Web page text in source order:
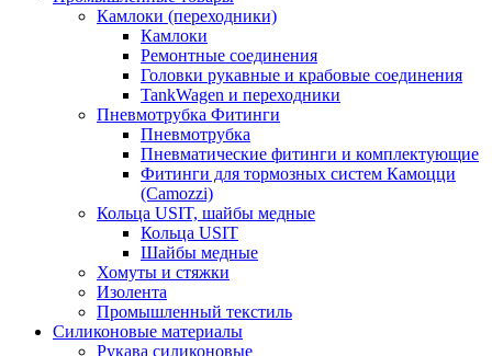
Камлоки (переходники)
Камлоки
Ремонтные соединения
Головки рукавные и крабовые соединения
TankWagen и переходники
Пневмотрубка Фитинги
Пневмотрубка
Пневматические фитинги и комплектующие
Фитинги для тормозных систем Камоцци
(Camozzi)
Кольца USIT, шайбы медные
Кольца USIT
Шайбы медные
Хомуты и стяжки
Изолента
Промышленный текстиль
Силиконовые материалы
Рукава силиконовые